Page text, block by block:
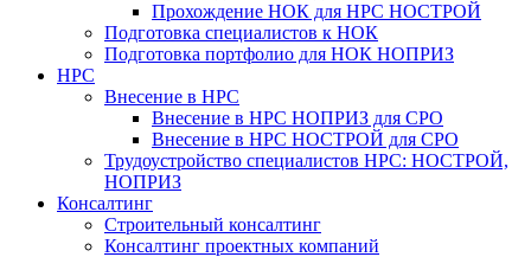
Прохождение НОК для НРС НОСТРОЙ
Подготовка специалистов к НОК
Подготовка портфолио для НОК НОПРИЗ
НРС
Внесение в НРС
Внесение в НРС НОПРИЗ для СРО
Внесение в НРС НОСТРОЙ для СРО
Трудоустройство специалистов НРС: НОСТРОЙ,
НОПРИЗ
Консалтинг
Строительный консалтинг
Консалтинг проектных компаний